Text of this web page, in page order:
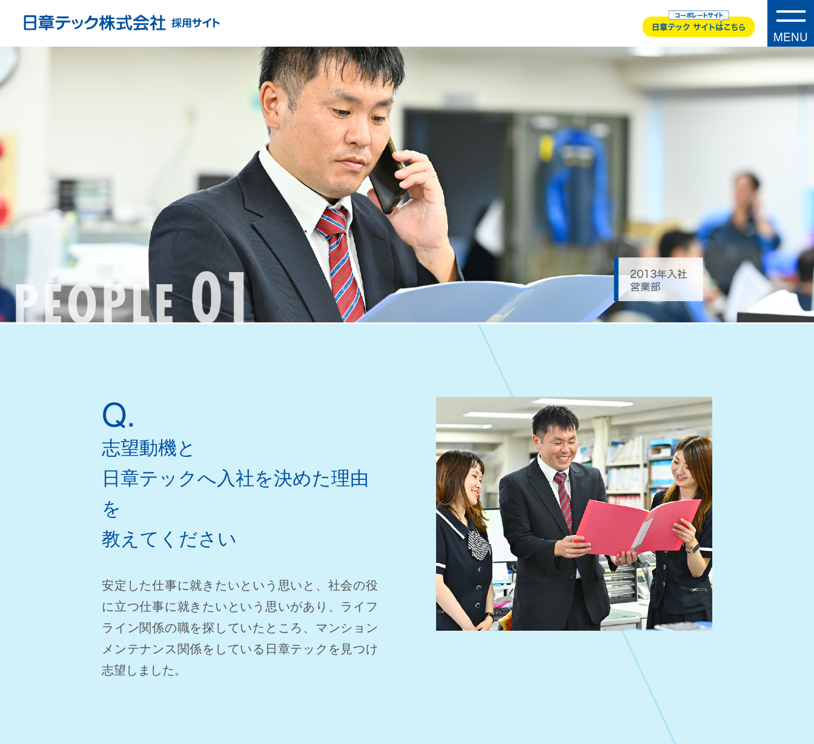
MENU
・RECRUIT ・ABOUT US
事業内容
コーポレートサイト プライバシーポリシー
Q.
志望動機と
日章テックへ入社を決めた理由
を
教えてください
安定した仕事に就きたいという思いと、社会の役
に立つ仕事に就きたいという思いがあり、ライフ
ライン関係の職を探していたところ、マンション
メンテナンス関係をしている日章テックを見つけ
志望しました。